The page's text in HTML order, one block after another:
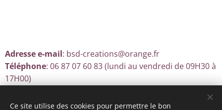
Adresse e-mail: bsd-creations@orange.fr
Téléphone: 06 87 07 60 83 (lundi au vendredi de 09H30 à
17H00)
Ce site utilise des cookies pour permettre le bon